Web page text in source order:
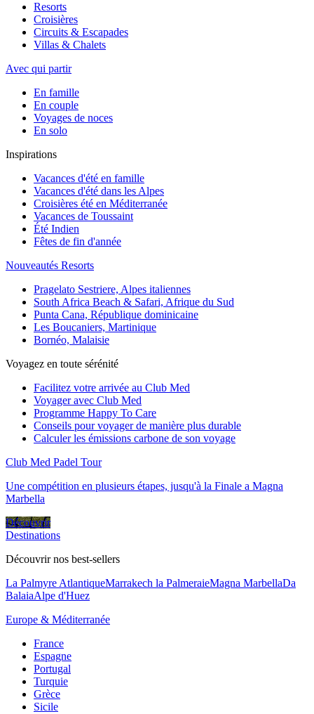
Resorts
Croisières
Circuits & Escapades
Villas & Chalets
Avec qui partir
En famille
En couple
Voyages de noces
En solo
Inspirations
Vacances d'été en famille
Vacances d'été dans les Alpes
Croisières été en Méditerranée
Vacances de Toussaint
Été Indien
Fêtes de fin d'année
Nouveautés Resorts
Pragelato Sestriere, Alpes italiennes
South Africa Beach & Safari, Afrique du Sud
Punta Cana, République dominicaine
Les Boucaniers, Martinique
Bornéo, Malaisie
Voyagez en toute sérénité
Facilitez votre arrivée au Club Med
Voyager avec Club Med
Programme Happy To Care
Conseils pour voyager de manière plus durable
Calculer les émissions carbone de son voyage
Club Med Padel Tour
Une compétition en plusieurs étapes, jusqu'à la Finale a Magna
Marbella
Découvrir
Destinations
Découvrir nos best-sellers
La Palmyre AtlantiqueMarrakech la PalmeraieMagna MarbellaDa
BalaiaAlpe d'Huez
Europe & Méditerranée
France
Espagne
Portugal
Turquie
Grèce
Sicile